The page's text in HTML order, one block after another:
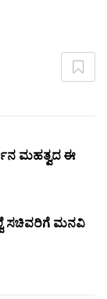
ಮಹತ್ವದ ಈ
ಸಚಿವರಿಗೆ ಮನವಿ